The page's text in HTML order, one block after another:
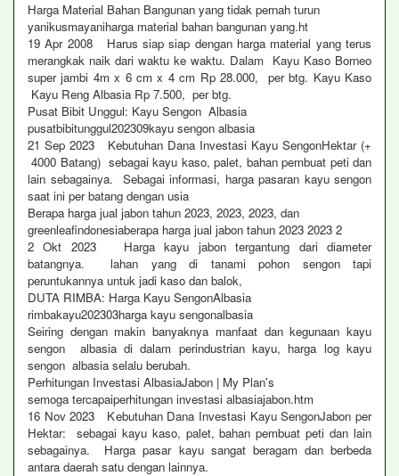
Harga Material Bahan Bangunan yang tidak pernah turun
yanikusmayaniharga material bahan bangunan yang.ht
19 Apr 2008 Harus siap siap dengan harga material yang terus
merangkak naik dari waktu ke waktu. Dalam Kayu Kaso Borneo
super jambi 4m x 6 cm x 4 cm Rp 28.000, per btg. Kayu Kaso
Kayu Reng Albasia Rp 7.500, per btg.
Pusat Bibit Unggul: Kayu Sengon Albasia
pusatbibitunggul202309kayu sengon albasia
21 Sep 2023 Kebutuhan Dana Investasi Kayu SengonHektar (+
4000 Batang) sebagai kayu kaso, palet, bahan pembuat peti dan
lain sebagainya. Sebagai informasi, harga pasaran kayu sengon
saat ini per batang dengan usia
Berapa harga jual jabon tahun 2023, 2023, 2023, dan
greenleafindonesiaberapa harga jual jabon tahun 2023 2023 2
2 Okt 2023 Harga kayu jabon tergantung dari diameter
batangnya. lahan yang di tanami pohon sengon tapi
peruntukannya untuk jadi kaso dan balok,
DUTA RIMBA: Harga Kayu SengonAlbasia
rimbakayu202303harga kayu sengonalbasia
Seiring dengan makin banyaknya manfaat dan kegunaan kayu
sengon albasia di dalam perindustrian kayu, harga log kayu
sengon albasia selalu berubah.
Perhitungan Investasi AlbasiaJabon | My Plan's
semoga tercapaiperhitungan investasi albasiajabon.htm
16 Nov 2023 Kebutuhan Dana Investasi Kayu SengonJabon per
Hektar: sebagai kayu kaso, palet, bahan pembuat peti dan lain
sebagainya. Harga pasar kayu sangat beragam dan berbeda
antara daerah satu dengan lainnya.